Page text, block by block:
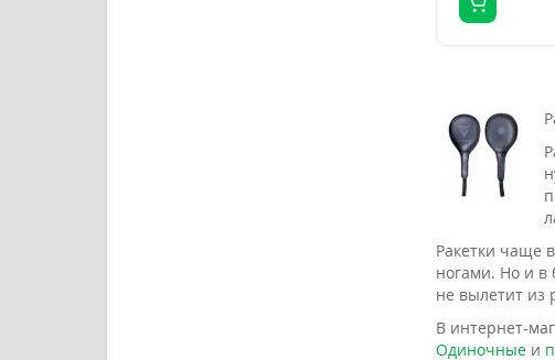
Ракетки чаще
ногами. Но и в
не вылетит из
В интернет-
Одиночныеи